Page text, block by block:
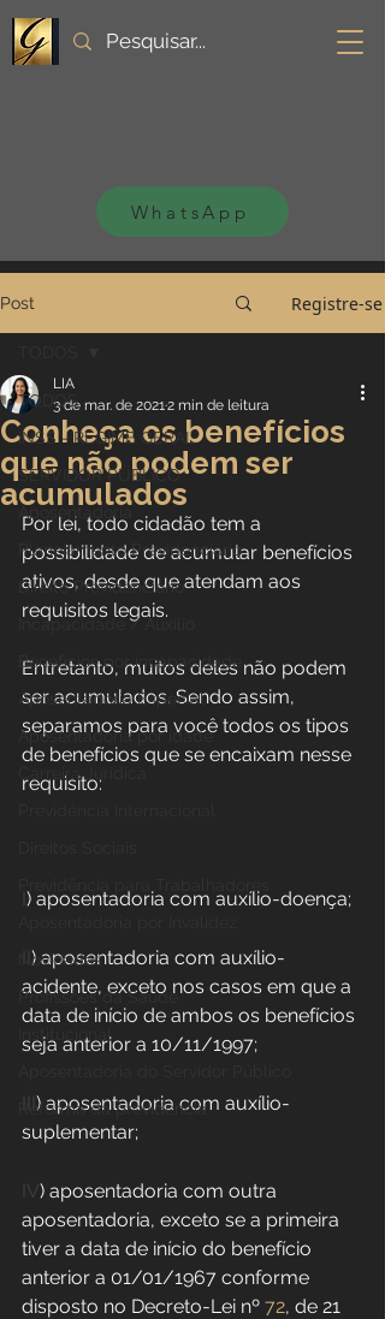
WhatsApp
Post Registre-se
TODOS
INSS - REGIME GERAL
SERVIDOR PÚBLICO
Aposentadoria
Planejamento Previdenciário
Direito Previdenciário
Incapacidade / Auxílio
Benefícios por incapacidade
Aposentadoria Especial
Aposentadoria por idade
Carreira Jurídica
Novidades
Profissões da Saúde
Institucional
Reforma da previdência
Conheça os benefícios
que não podem ser
acumulados
LIA
3 de mar. de 20212 min de leitura
Por lei, todo cidadão tem a
possibilidade de acumular benefícios
ativos, desde que atendam aos
requisitos legais.
Entretanto, muitos deles não podem
ser acumulados. Sendo assim,
separamos para você todos os tipos
de benefícios que se encaixam nesse
requisito:
) aposentadoria com auxílio-doença;
) aposentadoria com auxílio-
acidente, exceto nos casos em que a
data de início de ambos os benefícios
seja anterior a 10/11/1997;
) aposentadoria com auxílio-
suplementar;
IV) aposentadoria com outra
aposentadoria, exceto se a primeira
tiver a data de início do benefício
anterior a 01/01/1967 conforme
disposto no Decreto-Lei nº 72, de 21